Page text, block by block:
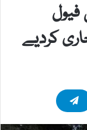
فیول
کردیے